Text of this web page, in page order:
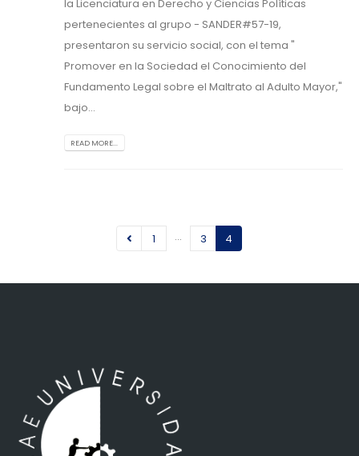
la Licenciatura en Derecho y Ciencias Políticas
pertenecientes al grupo - SANDER#57-19,
presentaron su servicio social, con el tema "
Promover en la Sociedad el Conocimiento del
Fundamento Legal sobre el Maltrato al Adulto Mayor,"
bajo...
READ MORE...
1 … 3 4